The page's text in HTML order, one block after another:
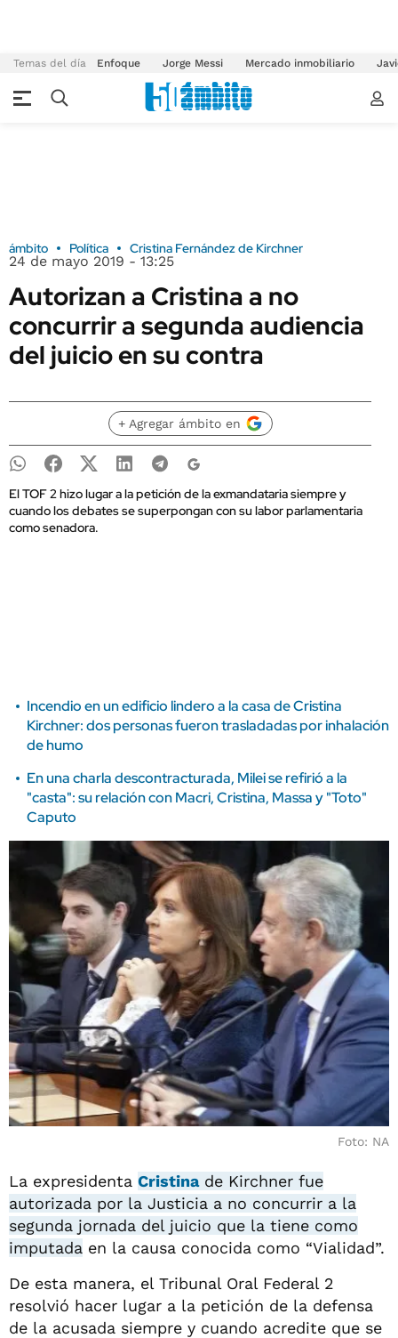
Temas del día Enfoque Jorge Messi Mercado inmobiliario
ámbito Política Cristina Fernández de Kirchner
24 de mayo 2019 - 13:25
Autorizan a Cristina a no
concurrir a segunda audiencia
del juicio en su contra
+ Agregar ámbito en
El TOF 2 hizo lugar a la petición de la exmandataria siempre y
cuando los debates se superpongan con su labor parlamentaria
como senadora.
Incendio en un edificio lindero a la casa de Cristina
Kirchner: dos personas fueron trasladadas por inhalación
de humo
En una charla descontracturada, Milei se refirió a la
"casta": su relación con Macri, Cristina, Massa y "Toto"
Caputo
Foto: NA
La expresidenta Cristinade Kirchner fue
autorizada por la Justicia a no concurrir a la
segunda jornada del juicio que la tiene como
imputada en la causa conocida como “Vialidad”.
De esta manera, el Tribunal Oral Federal 2
resolvió hacer lugar a la petición de la defensa
de la acusada siempre y cuando acredite que se